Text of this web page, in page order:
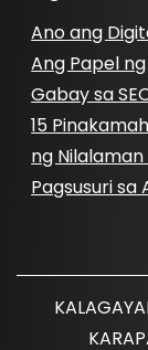
Ano ang
Ang Papel
Gabay sa
15
ng Nilalaman
Pagsusuri